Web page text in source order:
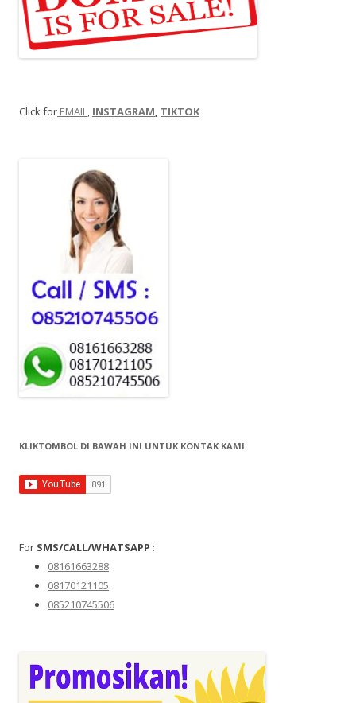
Click for EMAIL, INSTAGRAM, TIKTOK
KLIKTOMBOL DI BAWAH INI UNTUK KONTAK KAMI
For SMS/CALL/WHATSAPP :
08161663288
08170121105
085210745506